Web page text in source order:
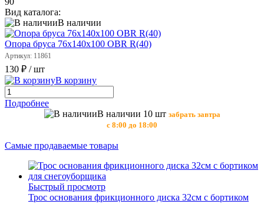
Вид каталога:
В наличии
Опора бруса 76х140х100 OBR R(40)
Артикул: 11861
130 ₽ / шт
В корзину
Подробнее
В наличии 10 шт забрать завтра
с 8:00 до 18:00
Самые продаваемые товары
Быстрый просмотр
Трос основания фрикционного диска 32см с бортиком